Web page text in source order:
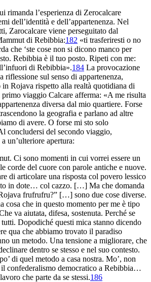
rimanda l’esperienza di Zerocalcare
dell’identità e dell’appartenenza. Nel
Zarocalcare viene perseguitato dal
di Rebibbia:182 «ti trasferiresti o no
che ‘ste cose non si dicono manco per
Rebibbia è il tuo posto. Ripeti con me:
di Rebibbia».184 La provocazione
riflessione sul senso di appartenenza,
in Rojava rispetto alla realtà quotidiana di
viaggio Calcare afferma: «A me risulta
diversa dal mio quartiere. Forse
la geografia e parlano ad altre
di avere. O forse mi sto solo
concludersi del secondo viaggio,
un’ulteriore apertura:
Ci sono momenti in cui vorrei essere un
corde del cuore con parole antiche e nuove.
di articolare una risposta col povero lessico
in dote… col cazzo. […] Ma che domanda
frufrufru?” […] sono due cose diverse.
cosa che in questo momento per me è tipo
va aiutata, difesa, sostenuta. Perché se
Dopodiché questi mica stanno dicendo
qua che abbiamo trovato il paradiso
un metodo. Una tensione a migliorare, che
dentro se stesso e nel suo contesto.
di quel metodo a casa nostra. Mo’, non
il confederalismo democratico a Rebibbia…
che parte da se stessi.186